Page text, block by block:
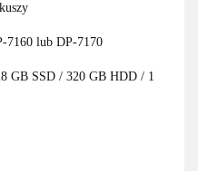
7160 lub DP-7170
GB SSD / 320 GB HDD / 1